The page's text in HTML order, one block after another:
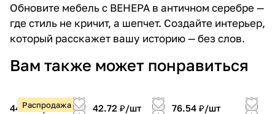
Обновите мебель с ВЕНЕРА в античном серебре —
где стиль не кричит, а шепчет. Создайте интерьер,
который расскажет вашу историю — без слов.
Вам также может понравиться
Распродажа
44.50 ₽/шт
42.72 ₽/шт
76.54 ₽/шт